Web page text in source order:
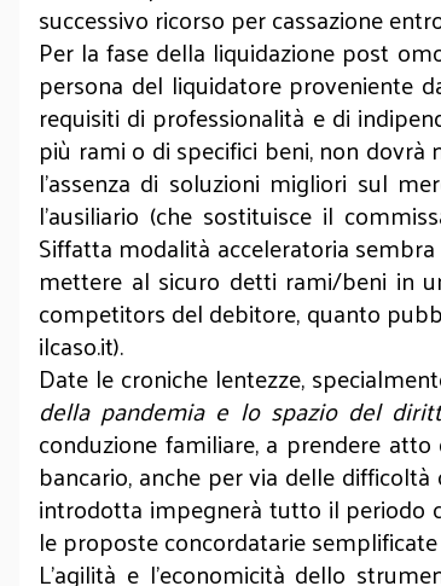
successivo ricorso per cassazione
Per la fase della liquidazione post
persona del liquidatore proveniente
requisiti di professionalità e di
più rami o di specifici beni, non dovrà
l’assenza di soluzioni migliori sul
l’ausiliario (che sostituisce il
Siffatta modalità acceleratoria
mettere al sicuro detti rami/beni in
competitors del debitore, quanto
ilcaso.it).
Date le croniche lentezze,
della pandemia e lo spazio del
conduzione familiare, a prendere
bancario, anche per via delle
introdotta impegnerà tutto il periodo
le proposte concordatarie
L’agilità e l’economicità dello